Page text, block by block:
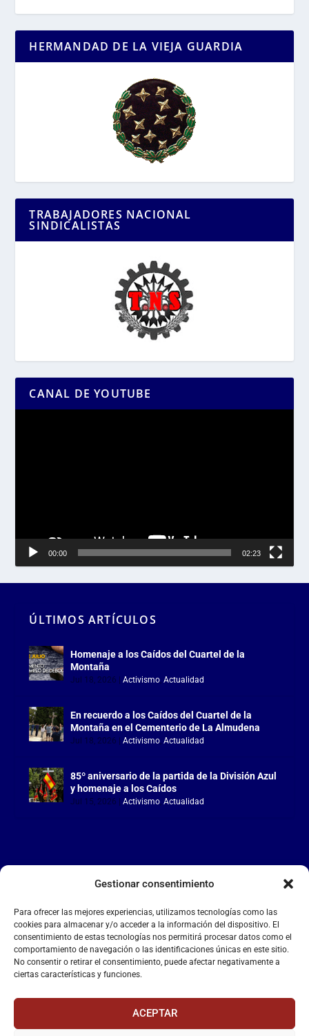
Gestionar consentimiento
Para ofrecer las mejores experiencias, utilizamos tecnologías como las
cookies para almacenar y/o acceder a la información del dispositivo. El
consentimiento de estas tecnologías nos permitirá procesar datos como el
comportamiento de navegación o las identificaciones únicas en este sitio.
No consentir o retirar el consentimiento, puede afectar negativamente a
ciertas características y funciones.
ACEPTAR
HERMANDAD DE LA VIEJA GUARDIA
TRABAJADORES NACIONAL
SINDICALISTAS
CANAL DE YOUTUBE
00:00 02:23
ÚLTIMOS ARTÍCULOS
Homenaje a los Caídos del Cuartel de la
Montaña
Jul 18, 2026 |Activismo,Actualidad
En recuerdo a los Caídos del Cuartel de la
Montaña en el Cementerio de La Almudena
Jul 18, 2026 |Activismo,Actualidad
85º aniversario de la partida de la División Azul
y homenaje a los Caídos
Jul 15, 2026 |Activismo,Actualidad
LA FALANGE
Reproductor
de
vídeo